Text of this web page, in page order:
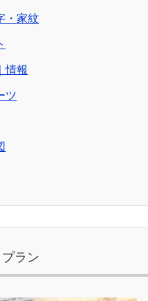
・家紋
情報
ツ
ラン